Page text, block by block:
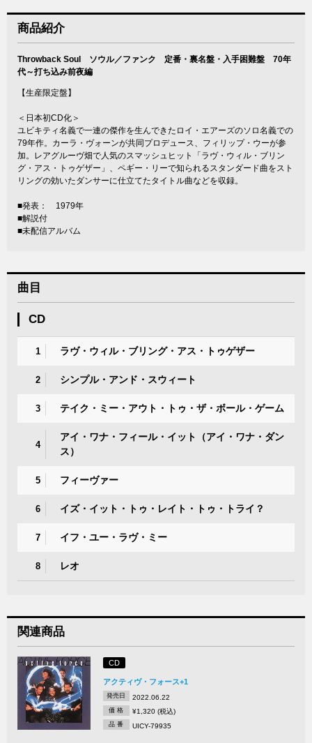
商品紹介
Throwback Soul ソウル／ファンク 定番・裏名盤・入手困難盤 70年
代～打ち込み前夜編
【生産限定盤】
＜日本初CD化＞
ユビキティ名義で一連の傑作を生んできたロイ・エアーズのソロ名義での
79年作。カーラ・ヴォーンが共同プロデュース、フィリップ・ウーが参
加。レアグルーヴ畑で人気のスマッシュヒット「ラヴ・ウィル・ブリン
グ・アス・トゥゲザー」、ペギー・リーで知られるスタンダード曲をスト
リングの効いたダンサーに仕立てたタイトル曲などを収録。
■発表： 1979年
■解説付
■未配信アルバム
曲目
CD
1 ラヴ・ウィル・ブリング・アス・トゥゲザー
2 シンプル・アンド・スウィート
3 テイク・ミー・アウト・トゥ・ザ・ボール・ゲーム
4
アイ・ワナ・フィール・イット（アイ・ワナ・ダン
ス）
5 フィーヴァー
6 イズ・イット・トゥ・レイト・トゥ・トライ？
7 イフ・ユー・ラヴ・ミー
8 レオ
関連商品
CD
アクティヴ・フォース+1
発売日 2022.06.22
価 格 ¥1,320 (税込)
品 番 UICY-79935